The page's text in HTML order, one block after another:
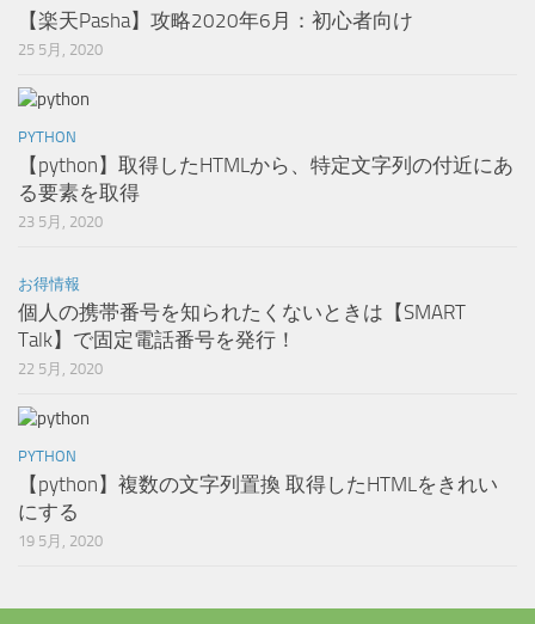
【楽天Pasha】攻略2020年6月：初心者向け
25 5月, 2020
PYTHON
【python】取得したHTMLから、特定文字列の付近にあ
る要素を取得
23 5月, 2020
お得情報
個人の携帯番号を知られたくないときは【SMART
Talk】で固定電話番号を発行！
22 5月, 2020
PYTHON
【python】複数の文字列置換 取得したHTMLをきれい
にする
19 5月, 2020